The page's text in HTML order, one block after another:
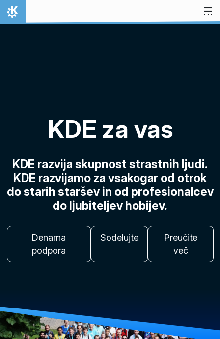
Preskoči na vsebino
Domov
KDE za vas
KDE razvija skupnost strastnih ljudi.
KDE razvijamo za vsakogar od otrok
do starih staršev in od profesionalcev
do ljubiteljev hobijev.
Denarna
podpora
Sodelujte
Preučite
več